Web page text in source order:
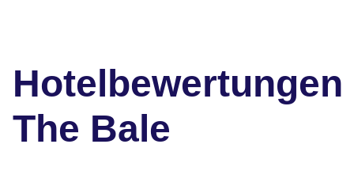
Hotelbewertungen
The Bale